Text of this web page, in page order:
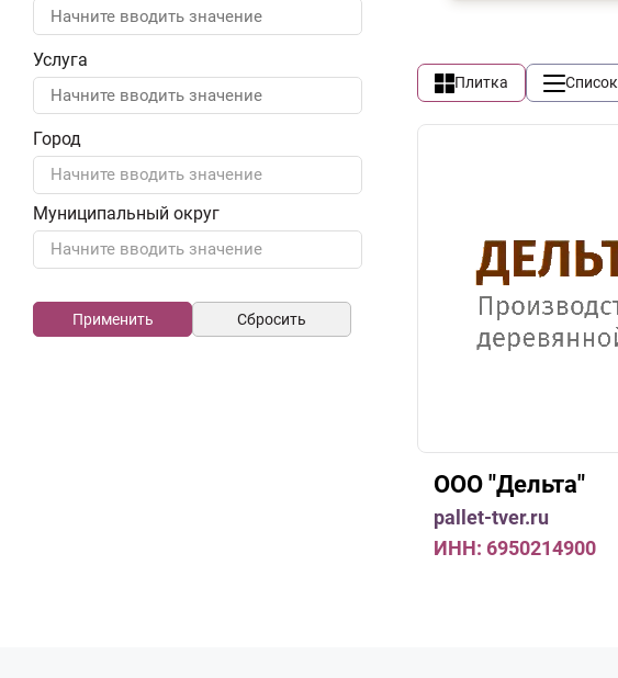
Услуга
Город
Начните вводить значение
Муниципальный округ
Начните вводить значение
Плитка Список
ООО "Дельта"
pallet-tver.ru
ИНН: 6950214900